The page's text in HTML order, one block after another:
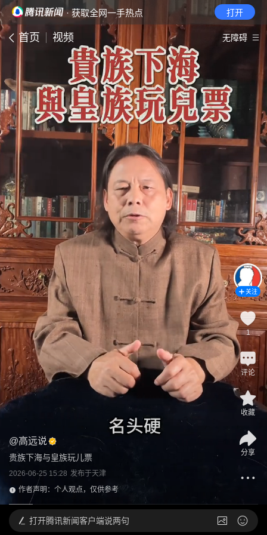
· 获取全网一手热点 打开
首页 视频 无障碍
@高远说
贵族下海与皇族玩儿票
2026-06-25 15:28 发布于天津
作者声明：个人观点，仅供参考
关注
1
评论
收藏
分享
打开腾讯新闻客户端说两句